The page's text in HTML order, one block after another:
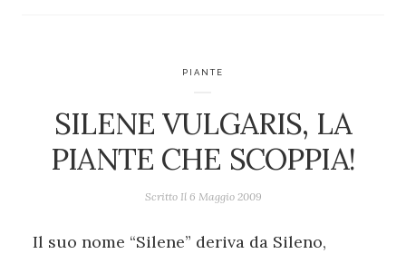
PIANTE
SILENE VULGARIS, LA
PIANTE CHE SCOPPIA!
Scritto Il 6 Maggio 2009
Il suo nome “Silene” deriva da Sileno,